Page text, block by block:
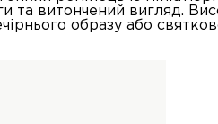
та витончений вигляд.
образу або